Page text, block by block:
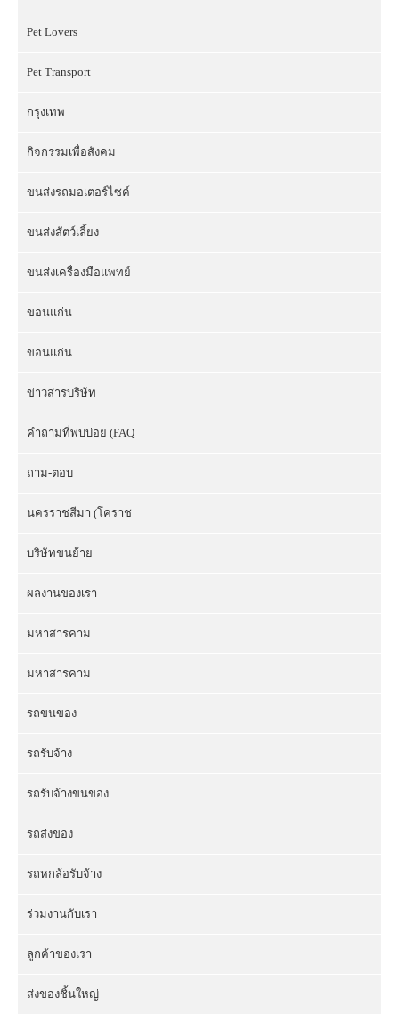
Pet Lovers
Pet Transport
กรุงเทพ
กิจกรรมเพื่อสังคม
ขนส่งรถมอเตอร์ไซค์
ขนส่งสัตว์เลี้ยง
ขนส่งเครื่องมือแพทย์
ขอนแก่น
ขอนแก่น
ข่าวสารบริษัท
คำถามที่พบบ่อย (FAQ
ถาม-ตอบ
นครราชสีมา (โคราช
บริษัทขนย้าย
ผลงานของเรา
มหาสารคาม
มหาสารคาม
รถขนของ
รถรับจ้าง
รถรับจ้างขนของ
รถส่งของ
รถหกล้อรับจ้าง
ร่วมงานกับเรา
ลูกค้าของเรา
ส่งของชิ้นใหญ่